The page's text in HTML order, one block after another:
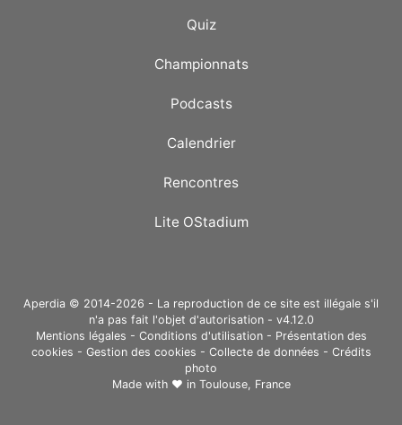
Quiz
Championnats
Podcasts
Calendrier
Rencontres
Lite OStadium
Aperdia © 2014-2026 - La reproduction de ce site est illégale s'il
n'a pas fait l'objet d'autorisation - v4.12.0
Mentions légales - Conditions d'utilisation- Présentation des
cookies - Gestion des cookies - Collecte de données - Crédits
photo
Made with ❤ in Toulouse, France